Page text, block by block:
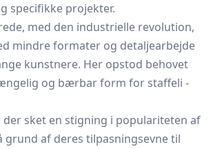
specifikke projekter.
med den industrielle revolution,
mindre formater og detaljearbejde
kunstnere. Her opstod behovet
og bærbar form for staffeli -
der sket en stigning i populariteten af
grund af deres tilpasningsevne til